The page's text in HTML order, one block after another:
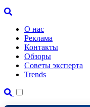
О нас
Реклама
Контакты
Обзоры
Советы эксперта
Trends